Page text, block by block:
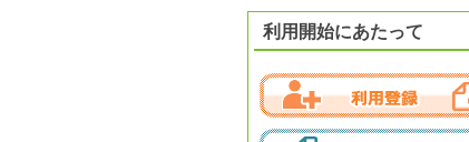
利用開始にあたって